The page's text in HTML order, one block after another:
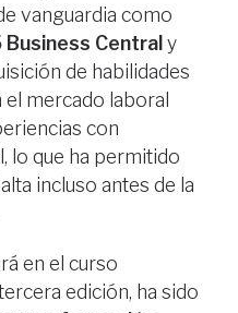
vanguardia como
Central y
de habilidades
mercado laboral
con
lo que ha permitido
incluso antes de la
en el curso
edición, ha sido